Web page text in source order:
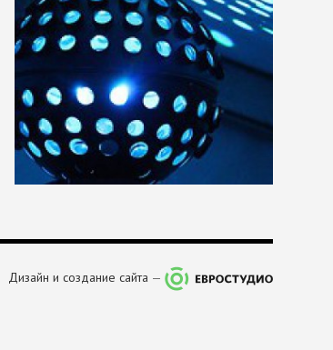
Дизайн и создание сайта —